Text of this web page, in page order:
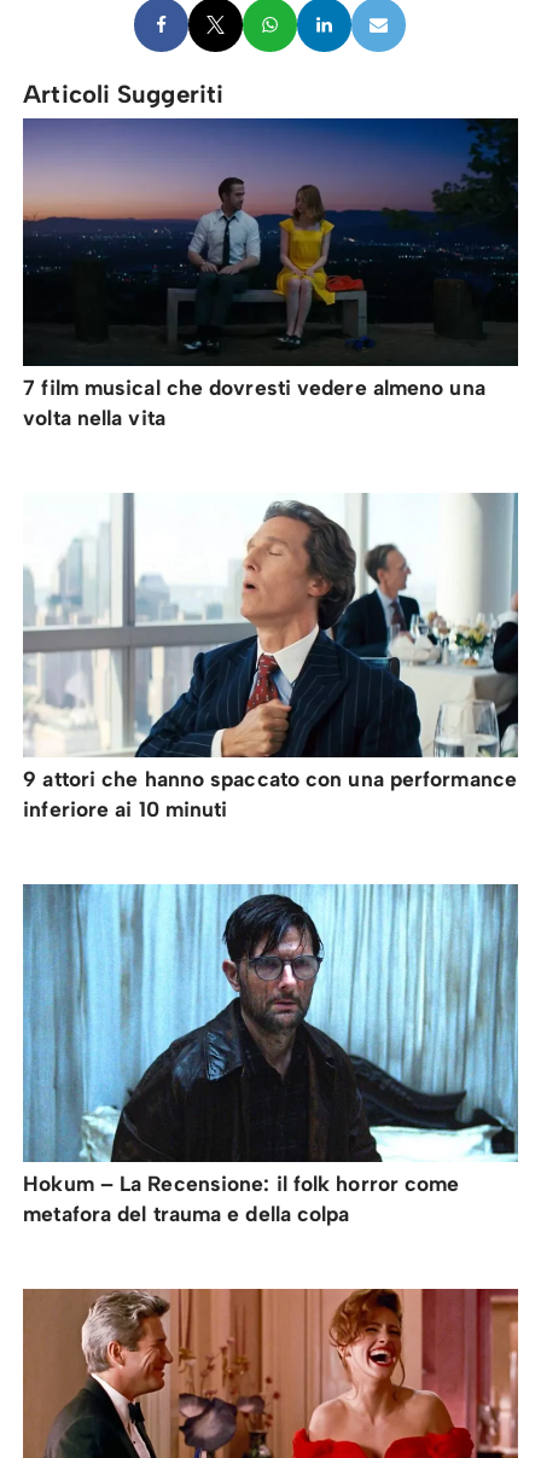
Articoli Suggeriti
7 film musical che dovresti vedere almeno una
volta nella vita
9 attori che hanno spaccato con una performance
inferiore ai 10 minuti
Hokum – La Recensione: il folk horror come
metafora del trauma e della colpa